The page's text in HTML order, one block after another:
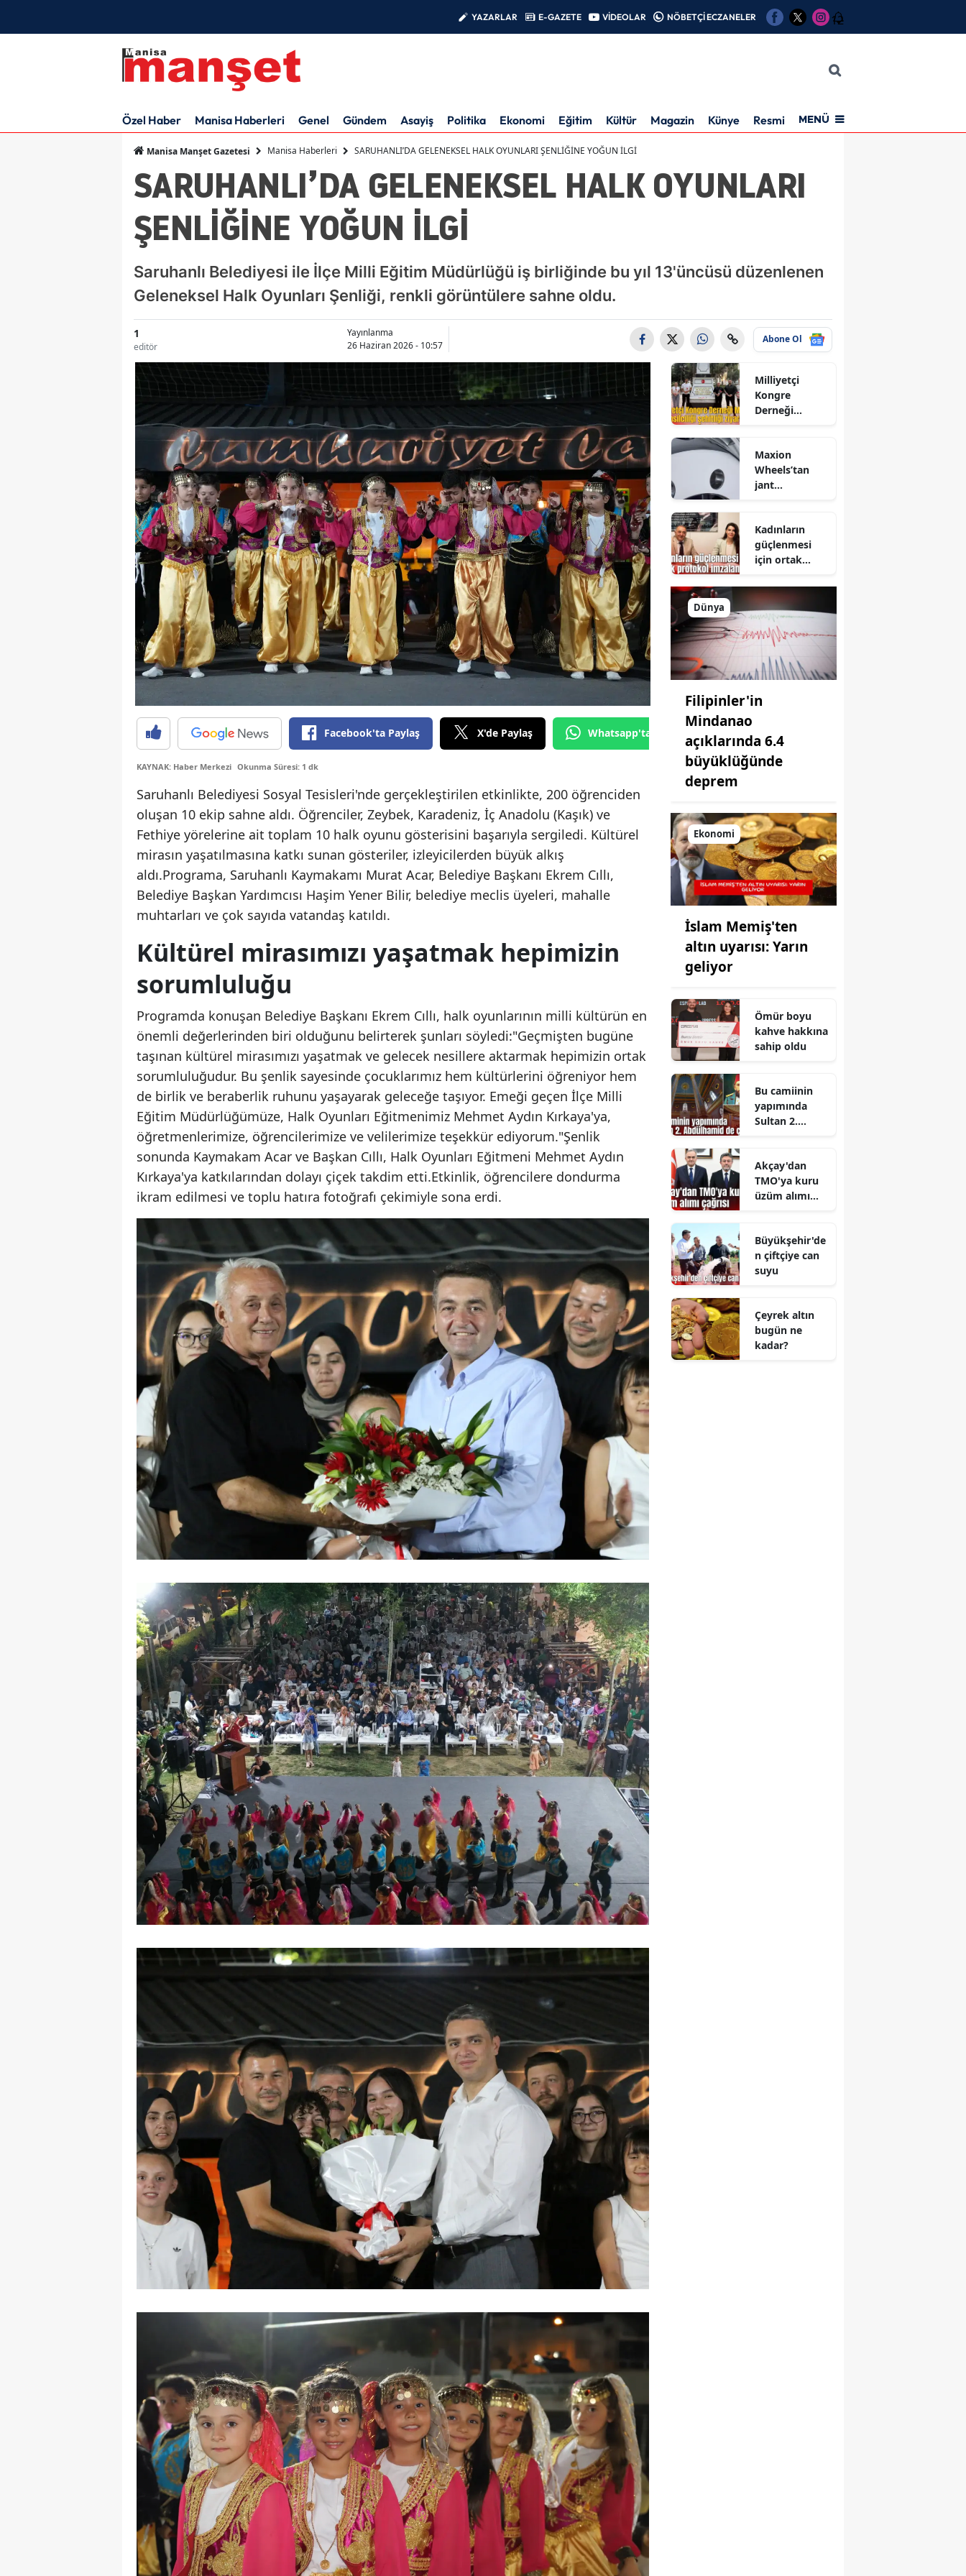
YAZARLAR E-GAZETE VİDEOLAR NÖBETÇİ ECZANELER 12
Özel Haber Manisa Haberleri Genel Gündem Asayiş Politika Ekonomi Eğitim Kültür Magazin Künye Resmi İlanMENÜ
Manisa Manşet Gazetesi Manisa Haberleri SARUHANLI’DA GELENEKSEL HALK OYUNLARI ŞENLİĞİNE YOĞUN İLGİ
SARUHANLI’DA GELENEKSEL HALK OYUNLARI
ŞENLİĞİNE YOĞUN İLGİ
Saruhanlı Belediyesi ile İlçe Milli Eğitim Müdürlüğü iş birliğinde bu yıl 13'üncüsü düzenlenen
Geleneksel Halk Oyunları Şenliği, renkli görüntülere sahne oldu.
1
editör
Yayınlanma
26 Haziran 2026 - 10:57
Abone Ol
Facebook'ta Paylaş X'de Paylaş Whatsapp'tan Gönder
KAYNAK: Haber Merkezi Okunma Süresi: 1 dk
Saruhanlı Belediyesi Sosyal Tesisleri'nde gerçekleştirilen etkinlikte, 200 öğrenciden
oluşan 10 ekip sahne aldı. Öğrenciler, Zeybek, Karadeniz, İç Anadolu (Kaşık) ve
Fethiye yörelerine ait toplam 10 halk oyunu gösterisini başarıyla sergiledi. Kültürel
mirasın yaşatılmasına katkı sunan gösteriler, izleyicilerden büyük alkış
aldı.Programa, Saruhanlı Kaymakamı Murat Acar, Belediye Başkanı Ekrem Cıllı,
Belediye Başkan Yardımcısı Haşim Yener Bilir, belediye meclis üyeleri, mahalle
muhtarları ve çok sayıda vatandaş katıldı.
Kültürel mirasımızı yaşatmak hepimizin
sorumluluğu
Programda konuşan Belediye Başkanı Ekrem Cıllı, halk oyunlarının milli kültürün en
önemli değerlerinden biri olduğunu belirterek şunları söyledi:"Geçmişten bugüne
taşınan kültürel mirasımızı yaşatmak ve gelecek nesillere aktarmak hepimizin ortak
sorumluluğudur. Bu şenlik sayesinde çocuklarımız hem kültürlerini öğreniyor hem
de birlik ve beraberlik ruhunu yaşayarak geleceğe taşıyor. Emeği geçen İlçe Milli
Eğitim Müdürlüğümüze, Halk Oyunları Eğitmenimiz Mehmet Aydın Kırkaya'ya,
öğretmenlerimize, öğrencilerimize ve velilerimize teşekkür ediyorum."Şenlik
sonunda Kaymakam Acar ve Başkan Cıllı, Halk Oyunları Eğitmeni Mehmet Aydın
Kırkaya'ya katkılarından dolayı çiçek takdim etti.Etkinlik, öğrencilere dondurma
ikram edilmesi ve toplu hatıra fotoğrafı çekimiyle sona erdi.
Milliyetçi
Kongre
Derneği
şehitliği
ziyaret etti
Maxion
Wheels’tan
jant
Kadınların
güçlenmesi
için ortak
imzalandı
Dünya
Filipinler'in
Mindanao
açıklarında 6.4
büyüklüğünde
deprem
Ekonomi
İslam Memiş'ten
altın uyarısı: Yarın
geliyor
Ömür boyu
kahve hakkına
sahip oldu
Bu camiinin
yapımında
Sultan 2.
Akçay'dan
TMO'ya kuru
üzüm alımı
Büyükşehir'de
n çiftçiye can
suyu
Çeyrek altın
bugün ne
kadar?